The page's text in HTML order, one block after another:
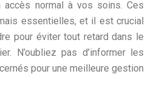
accès normal à vos soins. Ces
essentielles, et il est crucial
pour éviter tout retard dans le
N’oubliez pas d’informer les
pour une meilleure gestion